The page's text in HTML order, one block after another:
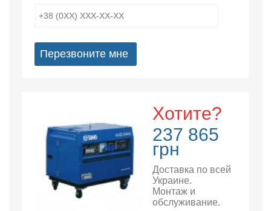
Перезвоните мне
Хотите?
237 865
грн
Доставка по всей
Украине.
Монтаж и
обслуживание.